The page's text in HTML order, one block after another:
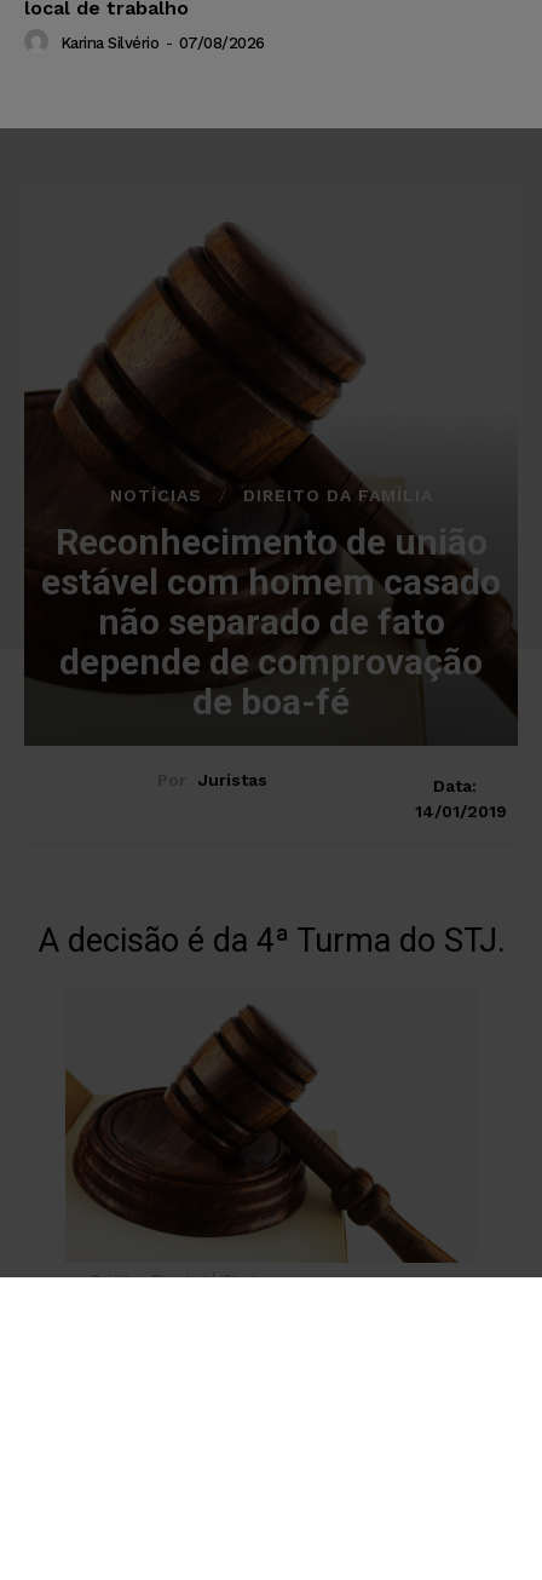
local de trabalho
Karina Silvério - 07/08/2026